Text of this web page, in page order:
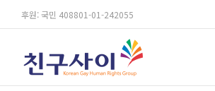
후원: 국민 408801-01-242055